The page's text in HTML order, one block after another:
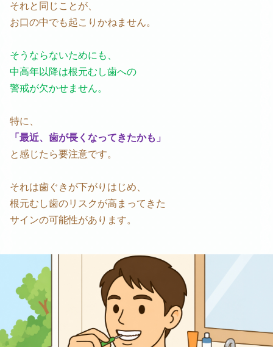
それと同じことが、
お口の中でも起こりかねません。
そうならないためにも、
中高年以降は根元むし歯への
警戒が欠かせません。
特に、
「最近、歯が長くなってきたかも」
と感じたら要注意です。
それは歯ぐきが下がりはじめ、
根元むし歯のリスクが高まってきた
サインの可能性があります。